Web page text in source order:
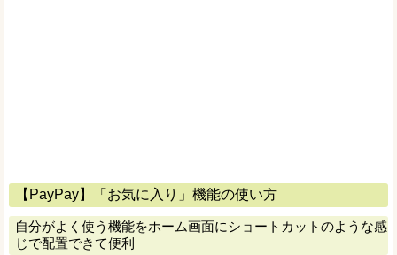
【PayPay】「お気に入り」機能の使い方
自分がよく使う機能をホーム画面にショートカットのような感
じで配置できて便利